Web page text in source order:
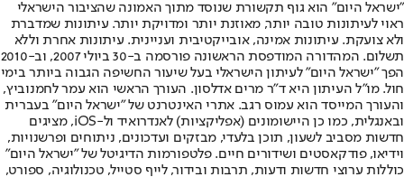
"ישראל היום" הוא גוף תקשורת שנוסד מתוך האמונה שהציבור הישראלי
ראוי לעיתונות טובה יותר, מאוזנת יותר ומדויקת יותר. עיתונות שמדברת
ולא צועקת. עיתונות אמינה, אובייקטיבית ועניינית. עיתונות אחרת וללא
תשלום. המהדורה המודפסת הראשונה פורסמה ב-30 ביולי 2007, וב-2010
הפך "ישראל היום" לעיתון הישראלי בעל שיעור החשיפה הגבוה ביותר בימי
חול. מו"ל העיתון היא ד"ר מרים אדלסון. העורך הראשי הוא עמר לחמנוביץ,
והעורך המייסד הוא עמוס רגב. אתרי האינטרנט של "ישראל היום" בעברית
ובאנגלית, כמו כן היישומונים (אפליקציות) לאנדרואיד ול-iOS, מציגים
חדשות מסביב לשעון, תוכן בלעדי, מבזקים ועדכונים, ניתוחים ופרשנויות,
וידיאו, פודקאסטים ושידורים חיים. פלטפורמות הדיגיטל של "ישראל היום"
כוללות ערוצי חדשות ודעות, תרבות ובידור, לייף סטייל, טכנולוגיה, ספורט,